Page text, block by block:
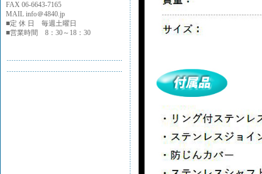
FAX 06-6643-7165
MAIL info＠4840.jp
■定 休 日 毎週土曜日
■営業時間 8：30～18：30